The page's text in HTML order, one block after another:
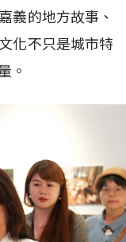
義的地方故事、
化不只是城市特
。